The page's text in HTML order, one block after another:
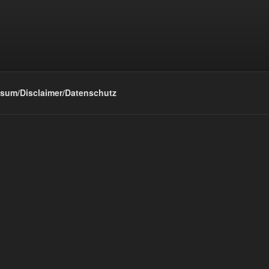
Disclaimer/Datenschutz